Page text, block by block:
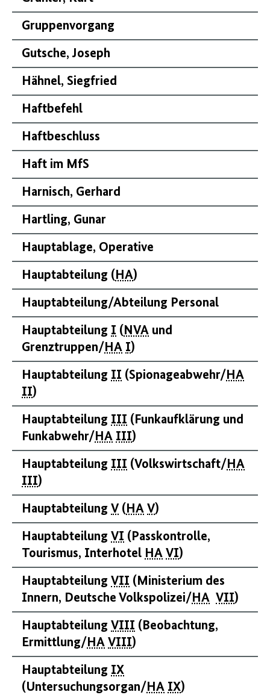
Gruppenvorgang
Gutsche, Joseph
Hähnel, Siegfried
Haftbefehl
Haftbeschluss
Haft im MfS
Harnisch, Gerhard
Hartling, Gunar
Hauptablage, Operative
Hauptabteilung ( HA)
Hauptabteilung/Abteilung Personal
Hauptabteilung I ( NVA und
Grenztruppen/ HA I)
Hauptabteilung II (Spionageabwehr/ HA
II)
Hauptabteilung III (Funkaufklärung und
Funkabwehr/ HA III)
Hauptabteilung III (Volkswirtschaft/ HA
III)
Hauptabteilung V ( HA V)
Hauptabteilung VI (Passkontrolle,
Tourismus, Interhotel HA VI)
Hauptabteilung VII (Ministerium des
Innern, Deutsche Volkspolizei/ HA VII)
Hauptabteilung VIII (Beobachtung,
Ermittlung/ HA VIII)
Hauptabteilung IX
(Untersuchungsorgan/ HA IX)